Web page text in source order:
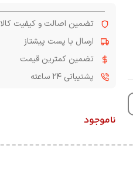
تضمین اصالت و کیفیت کالا
ارسال با پست پیشتاز
تضمین کمترین قیمت
پشتیبانی ۲۴ ساعته
ناموجود